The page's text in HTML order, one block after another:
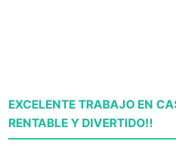
EXCELENTE TRABAJO EN
RENTABLE Y DIVERTIDO!!